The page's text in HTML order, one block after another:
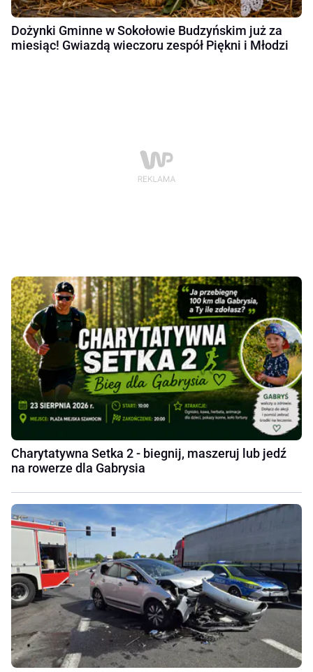
Dożynki Gminne w Sokołowie Budzyńskim już za
miesiąc! Gwiazdą wieczoru zespół Piękni i Młodzi
Charytatywna Setka 2 - biegnij, maszeruj lub jedź
na rowerze dla Gabrysia